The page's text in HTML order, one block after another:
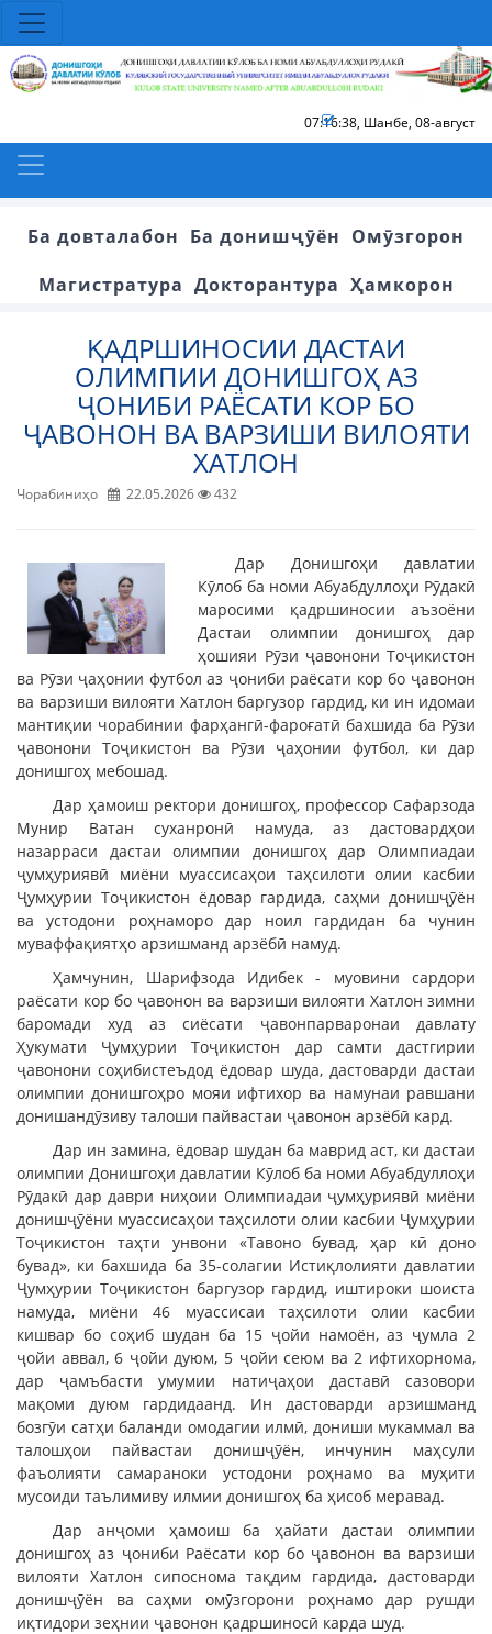
07:16:38, Шанбе, 08-август
Ба довталабон Ба донишҷӯён Омӯзгорон
Магистратура Докторантура Ҳамкорон
ҚАДРШИНОСИИ ДАСТАИ
ОЛИМПИИ ДОНИШГОҲ АЗ
ҶОНИБИ РАЁСАТИ КОР БО
ҶАВОНОН ВА ВАРЗИШИ ВИЛОЯТИ
ХАТЛОН
Чорабиниҳо 22.05.2026 432
Дар Донишгоҳи давлатии
Кӯлоб ба номи Абуабдуллоҳи Рӯдакӣ
маросими қадршиносии аъзоёни
Дастаи олимпии донишгоҳ дар
ҳошияи Рӯзи ҷавонони Тоҷикистон
ва Рӯзи ҷаҳонии футбол аз ҷониби раёсати кор бо ҷавонон
ва варзиши вилояти Хатлон баргузор гардид, ки ин идомаи
мантиқии чорабинии фарҳангӣ-фароғатӣ бахшида ба Рӯзи
ҷавонони Тоҷикистон ва Рӯзи ҷаҳонии футбол, ки дар
донишгоҳ мебошад.
Дар ҳамоиш ректори донишгоҳ, профессор Сафарзода
Мунир Ватан суханронӣ намуда, аз дастовардҳои
назарраси дастаи олимпии донишгоҳ дар Олимпиадаи
ҷумҳуриявӣ миёни муассисаҳои таҳсилоти олии касбии
Ҷумҳурии Тоҷикистон ёдовар гардида, саҳми донишҷӯён
ва устодони роҳнаморо дар ноил гардидан ба чунин
муваффақиятҳо арзишманд арзёбӣ намуд.
Ҳамчунин, Шарифзода Идибек - муовини сардори
раёсати кор бо ҷавонон ва варзиши вилояти Хатлон зимни
баромади худ аз сиёсати ҷавонпарваронаи давлату
Ҳукумати Ҷумҳурии Тоҷикистон дар самти дастгирии
ҷавонони соҳибистеъдод ёдовар шуда, дастоварди дастаи
олимпии донишгоҳро мояи ифтихор ва намунаи равшани
донишандӯзиву талоши пайвастаи ҷавонон арзёбӣ кард.
Дар ин замина, ёдовар шудан ба маврид аст, ки дастаи
олимпии Донишгоҳи давлатии Кӯлоб ба номи Абуабдуллоҳи
Рӯдакӣ дар даври ниҳоии Олимпиадаи ҷумҳуриявӣ миёни
донишҷӯёни муассисаҳои таҳсилоти олии касбии Ҷумҳурии
Тоҷикистон таҳти унвони «Тавоно бувад, ҳар кӣ доно
бувад», ки бахшида ба 35-солагии Истиқлолияти давлатии
Ҷумҳурии Тоҷикистон баргузор гардид, иштироки шоиста
намуда, миёни 46 муассисаи таҳсилоти олии касбии
кишвар бо соҳиб шудан ба 15 ҷойи намоён, аз ҷумла 2
ҷойи аввал, 6 ҷойи дуюм, 5 ҷойи сеюм ва 2 ифтихорнома,
дар ҷамъбасти умумии натиҷаҳои даставӣ сазовори
мақоми дуюм гардидаанд. Ин дастоварди арзишманд
бозгӯи сатҳи баланди омодагии илмӣ, дониши мукаммал ва
талошҳои пайвастаи донишҷӯён, инчунин маҳсули
фаъолияти самараноки устодони роҳнамо ва муҳити
мусоиди таълимиву илмии донишгоҳ ба ҳисоб меравад.
Дар анҷоми ҳамоиш ба ҳайати дастаи олимпии
донишгоҳ аз ҷониби Раёсати кор бо ҷавонон ва варзиши
вилояти Хатлон сипоснома тақдим гардида, дастоварди
донишҷӯён ва саҳми омӯзгорони роҳнамо дар рушди
иқтидори зеҳнии ҷавонон қадршиносӣ карда шуд.